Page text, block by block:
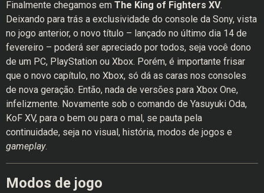
Finalmente chegamos em The King of Fighters XV.
Deixando para trás a exclusividade do console da Sony, vista
no jogo anterior, o novo título – lançado no último dia 14 de
fevereiro – poderá ser apreciado por todos, seja você dono
de um PC, PlayStation ou Xbox. Porém, é importante frisar
que o novo capítulo, no Xbox, só dá as caras nos consoles
de nova geração. Então, nada de versões para Xbox One,
infelizmente. Novamente sob o comando de Yasuyuki Oda,
KoF XV, para o bem ou para o mal, se pauta pela
continuidade, seja no visual, história, modos de jogos e
gameplay.
Modos de jogo